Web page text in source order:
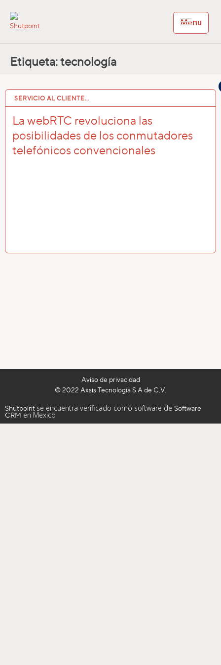
Menu
Etiqueta:tecnología
SERVICIO AL CLIENTE…
La webRTC revoluciona las
posibilidades de los conmutadores
telefónicos convencionales
7 ENE 2020
Aviso de privacidad
© 2022 Axsis Tecnología S.A de C.V.
Shutpoint se encuentra verificado como software de Software
CRM en Mexico